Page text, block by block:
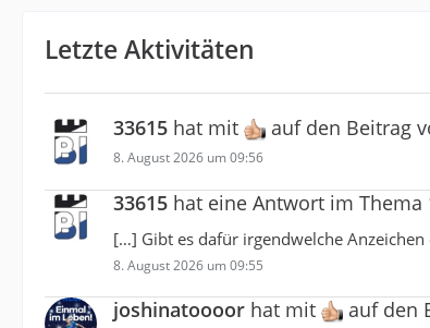
Letzte Aktivitäten
33615 hat mit auf den Beitrag
8. August 2026 um 09:56
33615 hat eine Antwort im Thema
[…] Gibt es dafür irgendwelche
8. August 2026 um 09:55
joshinatoooor hat mit auf den